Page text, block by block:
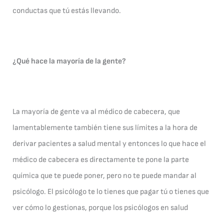
conductas que tú estás llevando.
¿Qué hace la mayoría de la gente?
La mayoría de gente va al médico de cabecera, que
lamentablemente también tiene sus límites a la hora de
derivar pacientes a salud mental y entonces lo que hace el
médico de cabecera es directamente te pone la parte
química que te puede poner, pero no te puede mandar al
psicólogo. El psicólogo te lo tienes que pagar tú o tienes que
ver cómo lo gestionas, porque los psicólogos en salud